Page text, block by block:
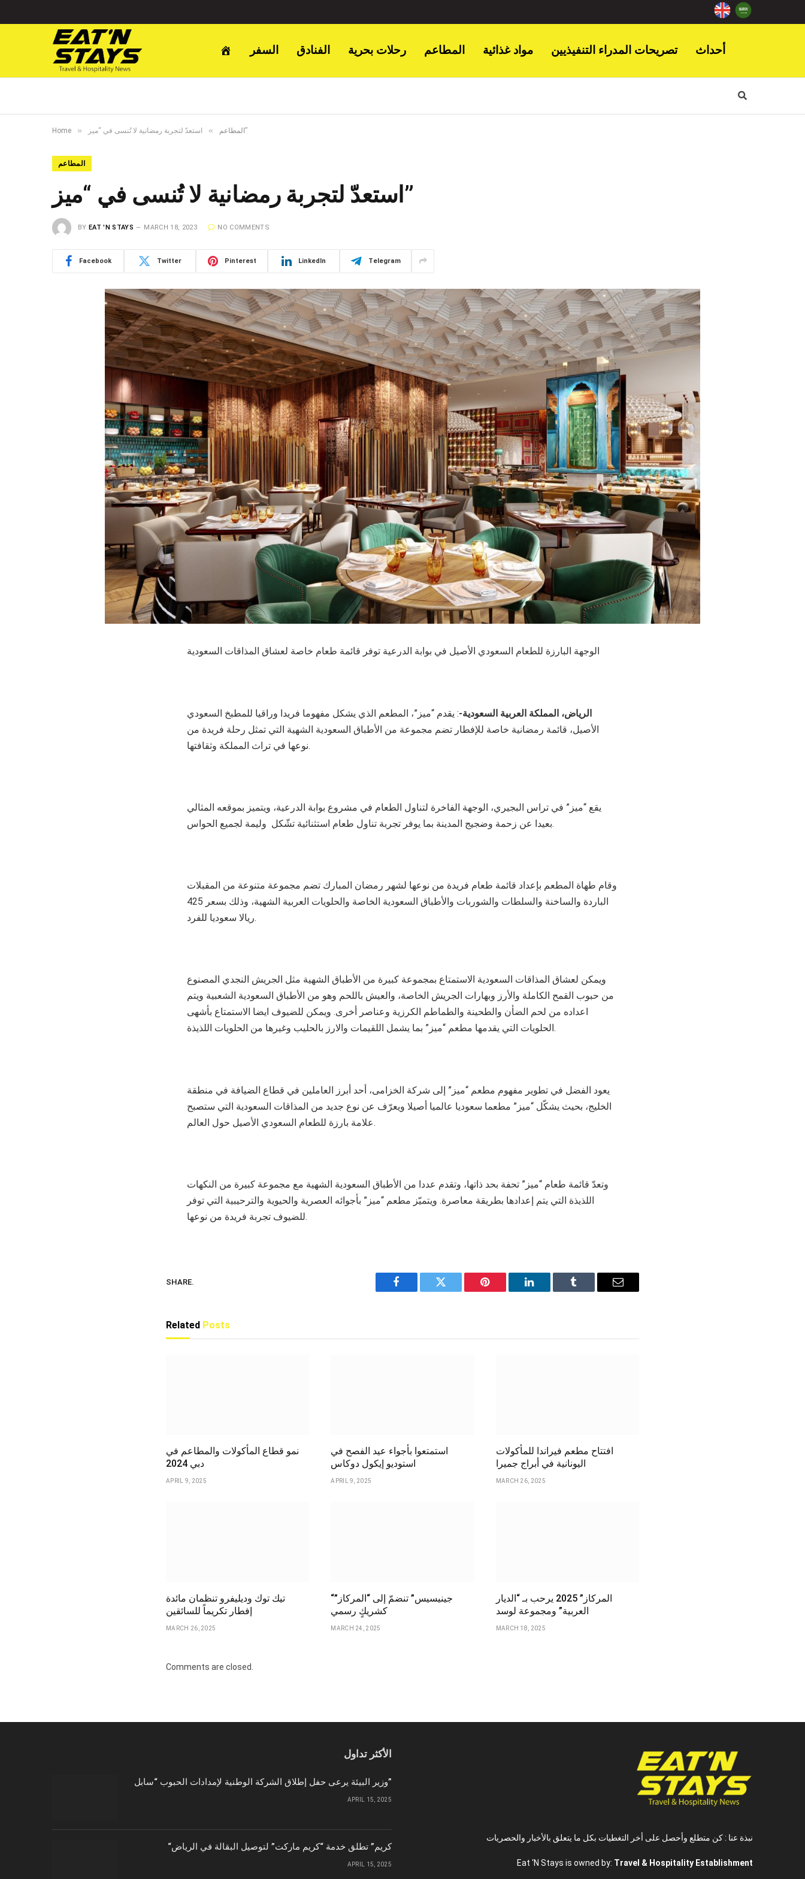
السفر الفنادق رحلات بحرية المطاعم مواد غذائية تصريحات المدراء التنفيذيين أحداث
Home » المطاعم » استعدّ لتجربة رمضانية لا تُنسى في “ميز”
المطاعم
استعدّ لتجربة رمضانية لا تُنسى في “ميز”
BY EAT 'N STAYS MARCH 18, 2023 NO COMMENTS
Facebook Twitter Pinterest LinkedIn Telegram
الوجهة البارزة للطعام السعودي الأصيل في بوابة الدرعية توفر قائمة طعام خاصة لعشاق المذاقات السعودية
الرياض، المملكة العربية السعودية-: يقدم “ميز”، المطعم الذي يشكل مفهوما فريدا وراقيا للمطبخ السعودي
الأصيل، قائمة رمضانية خاصة للإفطار تضم مجموعة من الأطباق السعودية الشهية التي تمثل رحلة فريدة من
نوعها في تراث المملكة وثقافتها.
يقع “ميز” في تراس البجيري، الوجهة الفاخرة لتناول الطعام في مشروع بوابة الدرعية، ويتميز بموقعه المثالي
بعيدا عن زحمة وضجيج المدينة بما يوفر تجربة تناول طعام استثنائية تشّكل وليمة لجميع الحواس.
وقام طهاة المطعم بإعداد قائمة طعام فريدة من نوعها لشهر رمضان المبارك تضم مجموعة متنوعة من المقبلات
الباردة والساخنة والسلطات والشوربات والأطباق السعودية الخاصة والحلويات العربية الشهية، وذلك بسعر 425
ريالا سعوديا للفرد.
ويمكن لعشاق المذاقات السعودية الاستمتاع بمجموعة كبيرة من الأطباق الشهية مثل الجريش النجدي المصنوع
من حبوب القمح الكاملة والأرز وبهارات الجريش الخاصة، والعيش باللحم وهو من الأطباق السعودية الشعبية ويتم
اعداده من لحم الضأن والطحينة والطماطم الكرزية وعناصر أخرى. ويمكن للضيوف ايضا الاستمتاع بأشهى
الحلويات التي يقدمها مطعم “ميز” بما يشمل اللقيمات والارز بالحليب وغيرها من الحلويات اللذيذة.
يعود الفضل في تطوير مفهوم مطعم “ميز” إلى شركة الخزامى، أحد أبرز العاملين في قطاع الضيافة في منطقة
الخليج، بحيث يشكّل “ميز” مطعما سعوديا عالميا أصيلا ويعرّف عن نوع جديد من المذاقات السعودية التي ستصبح
علامة بارزة للطعام السعودي الأصيل حول العالم.
وتعدّ قائمة طعام “ميز” تحفة بحد ذاتها، وتقدم عددا من الأطباق السعودية الشهية مع مجموعة كبيرة من النكهات
اللذيذة التي يتم إعدادها بطريقة معاصرة. ويتميّز مطعم “ميز” بأجوائه العصرية والحيوية والترحيبية التي توفر
للضيوف تجربة فريدة من نوعها.
SHARE.
Facebook Twitter Pinterest LinkedIn Tumblr Email
Related Posts
نمو قطاع المأكولات والمطاعم في
دبي 2024
APRIL 9, 2025
استمتعوا بأجواء عيد الفصح في
استوديو إيكول دوكاس
APRIL 9, 2025
افتتاح مطعم فيراندا للمأكولات
اليونانية في أبراج جميرا
MARCH 26, 2025
تيك توك وديليفرو تنظمان مائدة
إفطار تكريماً للسائقين
MARCH 26, 2025
“جينيسيس” تنضمّ إلى “المركاز”
كشريكٍ رسمي
MARCH 24, 2025
المركاز” 2025 يرحب بـ “الديار
العربية” ومجموعة لوسد
MARCH 18, 2025
Comments are closed.
الأكثر تداول
وزير البيئة يرعى حفل إطلاق الشركة الوطنية لإمدادات الحبوب “سابل”
APRIL 15, 2025
“كريم” تطلق خدمة “كريم ماركت” لتوصيل البقالة في الرياض
APRIL 15, 2025
نبذة عنا : كن متطلع وأحصل على أخر التغطيات بكل ما يتعلق بالأخبار والحصريات
Eat ‘N Stays is owned by: Travel & Hospitality Establishment